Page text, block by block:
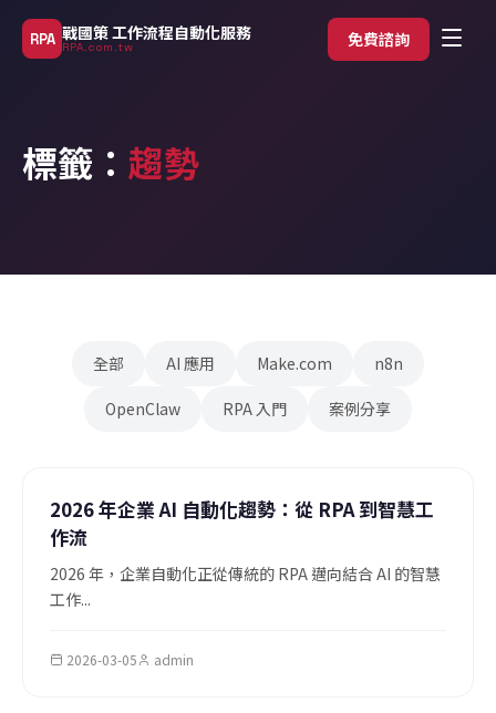
RPA 戰國策 工作流程自動化服務
RPA.com.tw 免費諮詢
標籤： 趨勢
全部 AI 應用 Make.com n8n
OpenClaw RPA 入門 案例分享
2026 年企業 AI 自動化趨勢：從 RPA 到智慧工
作流
2026 年，企業自動化正從傳統的 RPA 邁向結合 AI 的智慧
工作...
2026-03-05 admin